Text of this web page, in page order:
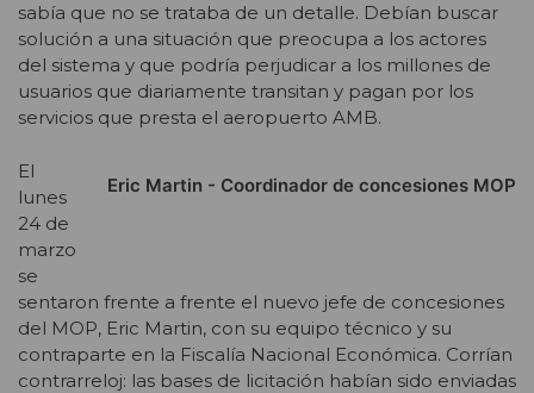
sabía que no se trataba de un detalle. Debían buscar
solución a una situación que preocupa a los actores
del sistema y que podría perjudicar a los millones de
usuarios que diariamente transitan y pagan por los
servicios que presta el aeropuerto AMB.
Eric Martin - Coordinador de concesiones MOP
El
lunes
24 de
marzo
se
sentaron frente a frente el nuevo jefe de concesiones
del MOP, Eric Martin, con su equipo técnico y su
contraparte en la Fiscalía Nacional Económica. Corrían
contrarreloj: las bases de licitación habían sido enviadas